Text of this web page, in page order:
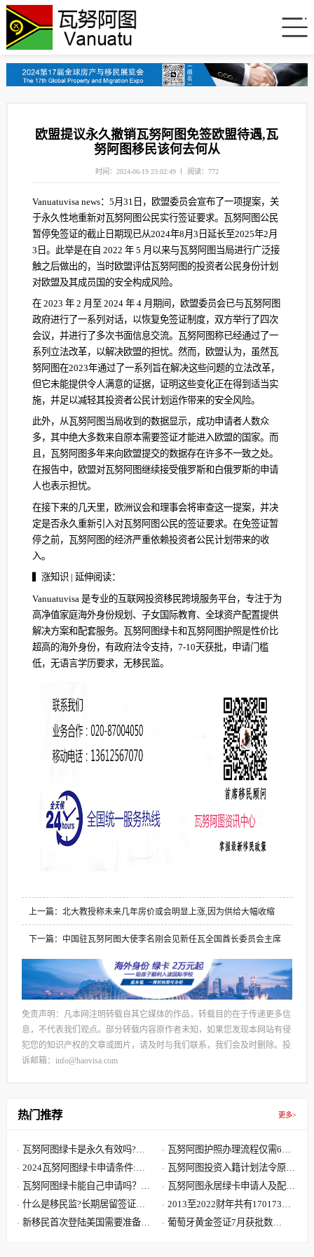
欧盟提议永久撤销瓦努阿图免签欧盟待遇,瓦
努阿图移民该何去何从
时间：2024-06-19 23:02:49 阅读：772
Vanuatuvisa news：5月31日，欧盟委员会宣布了一项提案，关
于永久性地重新对瓦努阿图公民实行签证要求。瓦努阿图公民
暂停免签证的截止日期现已从2024年8月3日延长至2025年2月
3日。此举是在自 2022 年 5 月以来与瓦努阿图当局进行广泛接
触之后做出的，当时欧盟评估瓦努阿图的投资者公民身份计划
对欧盟及其成员国的安全构成风险。
在 2023 年 2 月至 2024 年 4 月期间，欧盟委员会已与瓦努阿图
政府进行了一系列对话，以恢复免签证制度，双方举行了四次
会议，并进行了多次书面信息交流。瓦努阿图称已经通过了一
系列立法改革，以解决欧盟的担忧。然而，欧盟认为，虽然瓦
努阿图在2023年通过了一系列旨在解决这些问题的立法改革，
但它未能提供令人满意的证据，证明这些变化正在得到适当实
施，并足以减轻其投资者公民计划运作带来的安全风险。
此外，从瓦努阿图当局收到的数据显示，成功申请者人数众
多，其中绝大多数来自原本需要签证才能进入欧盟的国家。而
且，瓦努阿图多年来向欧盟提交的数据存在许多不一致之处。
在报告中，欧盟对瓦努阿图继续接受俄罗斯和白俄罗斯的申请
人也表示担忧。
在接下来的几天里，欧洲议会和理事会将审查这一提案，并决
定是否永久重新引入对瓦努阿图公民的签证要求。在免签证暂
停之前，瓦努阿图的经济严重依赖投资者公民计划带来的收
入。
▍涨知识 | 延伸阅读：
Vanuatuvisa 是专业的互联网投资移民跨境服务平台，专注于为
高净值家庭海外身份规划、子女国际教育、全球资产配置提供
解决方案和配套服务。瓦努阿图绿卡和瓦努阿图护照是性价比
超高的海外身份，有政府法令支持，7-10天获批，申请门槛
低，无语言学历要求，无移民监。
上一篇：北大教授称未来几年房价或会明显上涨,因为供给大幅收缩
下一篇：中国驻瓦努阿图大使李名刚会见新任瓦全国酋长委员会主席
免责声明：凡本网注明转载自其它媒体的作品，转载目的在于传递更多信
息，不代表我们观点。部分转载内容原作者未知，如果您发现本网站有侵
犯您的知识产权的文章或图片，请及时与我们联系，我们会及时删除。投
诉邮箱：info@haovisa.com
热门推荐 更多>
瓦努阿图绿卡是永久有效吗?瓦
努阿图绿卡有效期是多久?
瓦努阿图护照办理流程仅需6步,
快至30天获批 60天收到原件
2024瓦努阿图绿卡申请条件:单
人8000美元 7天获批三周拿卡
瓦努阿图投资入籍计划法令原文
解读,主申请人捐献8万美元起
瓦努阿图绿卡能自己申请吗？答
案可能要让您失望了
瓦努阿图永居绿卡申请人及配偶
子女需要提供资料最全清单
什么是移民监?长期居留签证和
永久居留签证有什么区别?
2013至2022财年共有170173位
中国大陆申请人移民美国
新移民首次登陆美国需要准备哪
葡萄牙黄金签证7月获批数